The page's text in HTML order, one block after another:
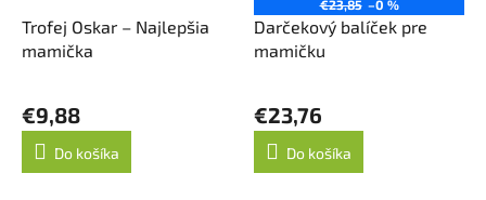
Trofej Oskar – Najlepšia
mamička
hodnotenie
produktu
5,0
€9,88
Do košíka
€23,85 –0 %
Darčekový balíček pre
mamičku
€23,76
Do košíka